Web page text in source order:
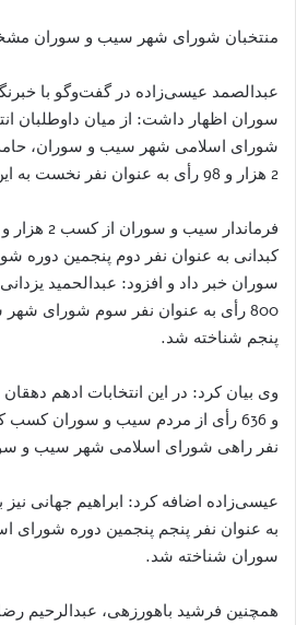
منتخبان شورای شهر سیب و سوران
عبدالصمد عیسی‌زاده در گفت‌وگو با
سوران اظهار داشت: از میان داوطلبان
شورای اسلامی شهر سیب و سوران،
2 هزار و 98 رأی به عنوان نفر نخست به این شورا راه یافت.
کبدانی به عنوان نفر دوم پنجمین
سوران خبر داد و افزود: عبدالحمید
800 رأی به عنوان نفر سوم شورای
پنجم شناخته شد.
وی بیان کرد: در این انتخابات ادهم
و 636 رأی از مردم سیب و سوران کسب
نفر راهی شورای اسلامی شهر سیب و
به عنوان نفر پنجم پنجمین دوره
سوران شناخته شد.
همچنین فرشید باهورزهی، عبدالرحیم